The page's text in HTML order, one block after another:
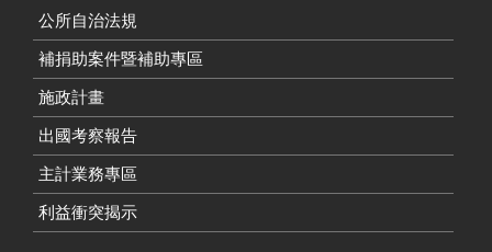
公所自治法規
補捐助案件暨補助專區
施政計畫
出國考察報告
主計業務專區
利益衝突揭示